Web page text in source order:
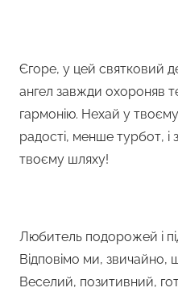
Єгоре, у цей святковий
ангел завжди охороняв
гармонію. Нехай у
радості, менше турбот, і
твоєму шляху!
Любитель подорожей і
Відповімо ми, звичайно,
Веселий, позитивний,